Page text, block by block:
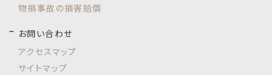
物損事故の損害賠償
お問い合わせ
アクセスマップ
サイトマップ